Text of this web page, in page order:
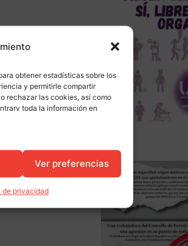
obtener estadísticas sobre los
y permitirle compartir
rechazar las cookies, así como
toda la información en
Ver preferencias
de privacidad